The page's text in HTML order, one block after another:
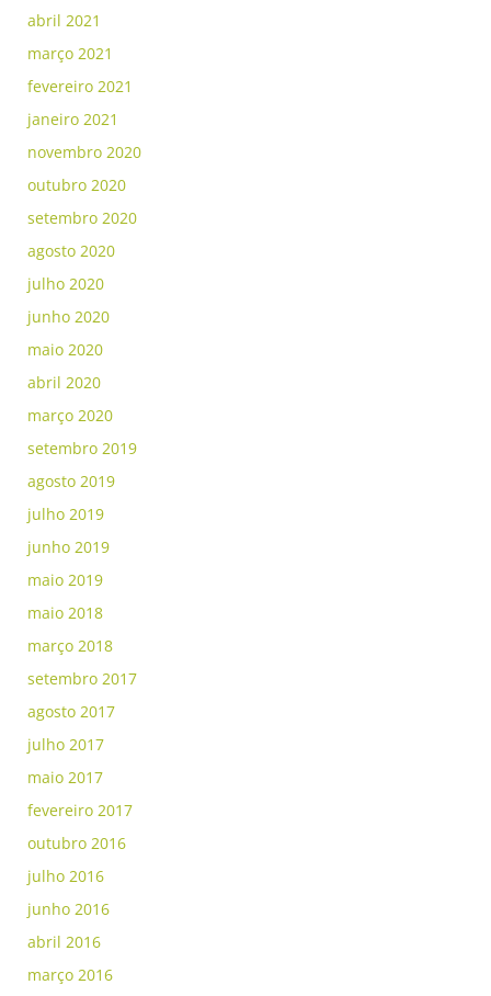
abril 2021
março 2021
fevereiro 2021
janeiro 2021
novembro 2020
outubro 2020
setembro 2020
agosto 2020
julho 2020
junho 2020
maio 2020
abril 2020
março 2020
setembro 2019
agosto 2019
julho 2019
junho 2019
maio 2019
maio 2018
março 2018
setembro 2017
agosto 2017
julho 2017
maio 2017
fevereiro 2017
outubro 2016
julho 2016
junho 2016
abril 2016
março 2016